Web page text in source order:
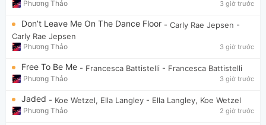
Phương Thảo 3 giờ trước
Don’t Leave Me On The Dance Floor - Carly Rae Jepsen -
Carly Rae Jepsen
Phương Thảo 3 giờ trước
Free To Be Me - Francesca Battistelli - Francesca Battistelli
Phương Thảo 3 giờ trước
Jaded - Koe Wetzel, Ella Langley - Ella Langley, Koe Wetzel
Phương Thảo 2 giờ trước